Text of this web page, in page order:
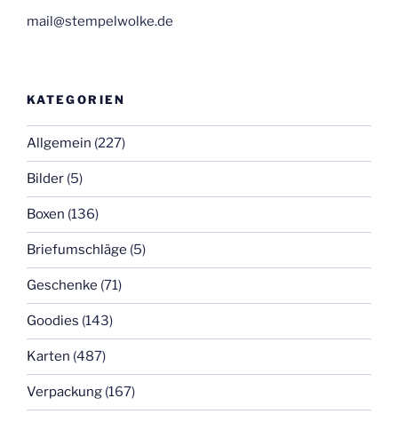
mail@stempelwolke.de
KATEGORIEN
Allgemein (227)
Bilder (5)
Boxen (136)
Briefumschläge (5)
Geschenke (71)
Goodies (143)
Karten (487)
Verpackung (167)